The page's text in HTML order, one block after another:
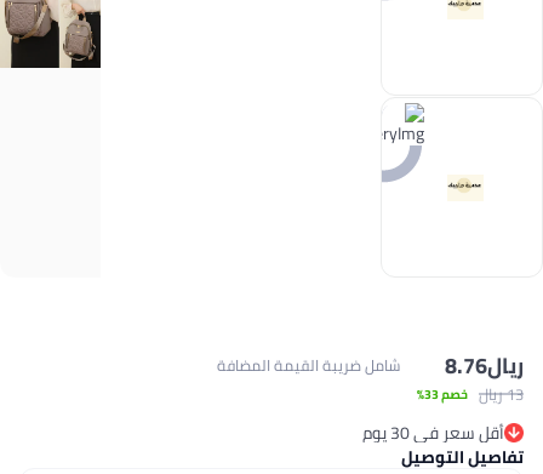
ريال8.76
13 ريال خصم 33%
شامل ضريبة القيمة المضافة
أقل سعر في 30 يوم
أقل سعر في 30 يوم
تفاصيل التوصيل